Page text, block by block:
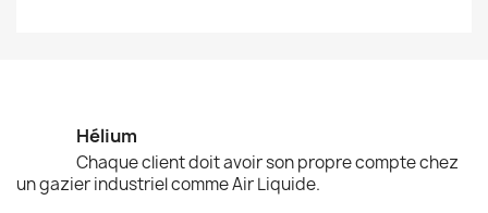
Hélium
Chaque client doit avoir son propre compte chez
un gazier industriel comme Air Liquide.